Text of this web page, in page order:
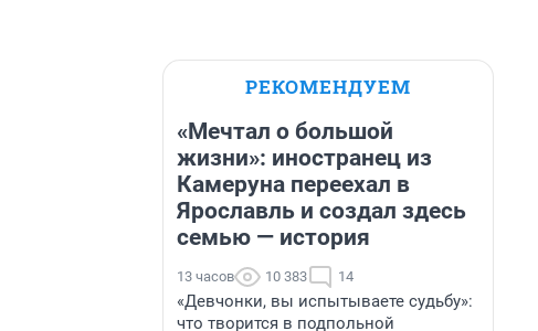
РЕКОМЕНДУЕМ
«Мечтал о большой
жизни»: иностранец из
Камеруна переехал в
Ярославль и создал здесь
семью — история
13 часов 10 383 14
«Девчонки, вы испытываете судьбу»:
что творится в подпольной